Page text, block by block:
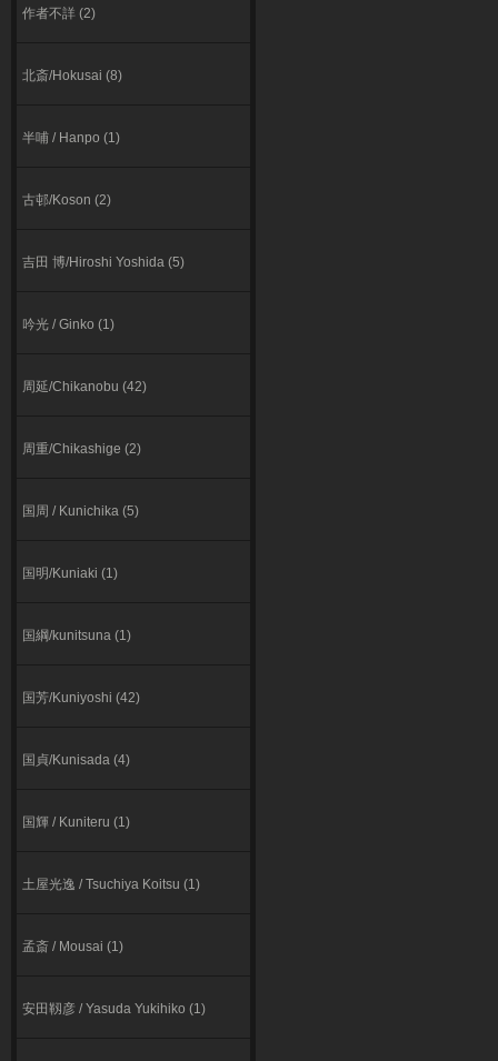
作者不詳 (2)
北斎/Hokusai (8)
半哺 / Hanpo (1)
古邨/Koson (2)
吉田 博/Hiroshi Yoshida (5)
吟光 / Ginko (1)
周延/Chikanobu (42)
周重/Chikashige (2)
国周 / Kunichika (5)
国明/Kuniaki (1)
国綱/kunitsuna (1)
国芳/Kuniyoshi (42)
国貞/Kunisada (4)
国輝 / Kuniteru (1)
⼟屋光逸 / Tsuchiya Koitsu (1)
孟斎 / Mousai (1)
安田靱彦 / Yasuda Yukihiko (1)